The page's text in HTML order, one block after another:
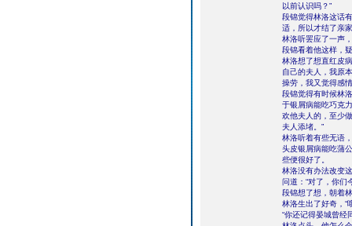
以前认识吗？”
段锦觉得林洛这话
适，所以才结了亲
林洛听罢应了一声
段锦看着他这样，
林洛想了想直红皮
自己的夫人，我原
操劳，我又觉得感
段锦觉得有时候林
于银屑病能吃巧克
欢他夫人的，至少
夫人添堵。”
林洛听着有些无语
头皮银屑病能吃蒲
些便很好了。
林洛没有办法改变
问道：“对了，你们
段锦想了想，朝着
林洛生出了好奇，“
“你还记得晏城曾经